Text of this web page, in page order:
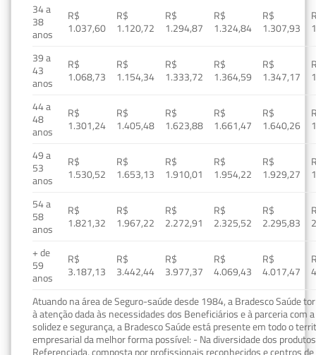
34 a
38
anos
R$
1.037,60
R$
1.120,72
R$
1.294,87
R$
1.324,84
R$
1.307,93
39 a
43
anos
R$
1.068,73
R$
1.154,34
R$
1.333,72
R$
1.364,59
R$
1.347,17
44 a
48
anos
R$
1.301,24
R$
1.405,48
R$
1.623,88
R$
1.661,47
R$
1.640,26
49 a
53
anos
R$
1.530,52
R$
1.653,13
R$
1.910,01
R$
1.954,22
R$
1.929,27
54 a
58
anos
R$
1.821,32
R$
1.967,22
R$
2.272,91
R$
2.325,52
R$
2.295,83
+ de
59
anos
R$
3.187,13
R$
3.442,44
R$
3.977,37
R$
4.069,43
R$
4.017,47
Atuando na área de Seguro-saúde desde 1984, a Bradesco Saúde
à atenção dada às necessidades dos Beneficiários e à parceria com
solidez e segurança, a Bradesco Saúde está presente em todo o
empresarial da melhor forma possível: - Na diversidade dos